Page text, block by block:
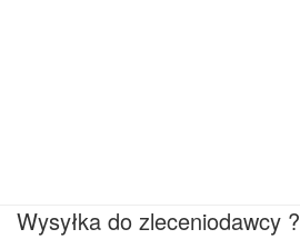
Wysyłka do zleceniodawcy ?